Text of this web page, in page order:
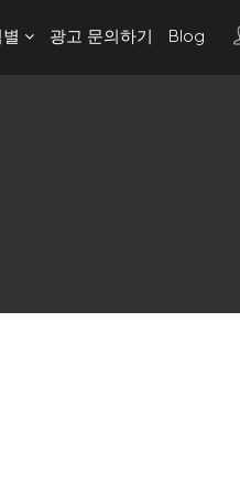
광고 문의하기 Blog